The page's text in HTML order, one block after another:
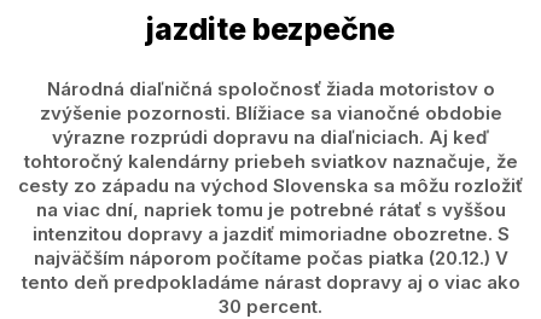
jazdite bezpečne
Národná diaľničná spoločnosť žiada motoristov o
zvýšenie pozornosti. Blížiace sa vianočné obdobie
výrazne rozprúdi dopravu na diaľniciach. Aj keď
tohtoročný kalendárny priebeh sviatkov naznačuje, že
cesty zo západu na východ Slovenska sa môžu rozložiť
na viac dní, napriek tomu je potrebné rátať s vyššou
intenzitou dopravy a jazdiť mimoriadne obozretne. S
najväčším náporom počítame počas piatka (20.12.) V
tento deň predpokladáme nárast dopravy aj o viac ako
30 percent.